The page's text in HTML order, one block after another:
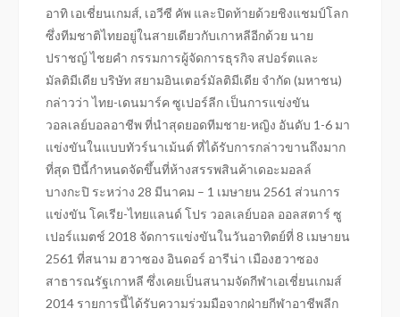
อาทิ เอเชี่ยนเกมส์, เอวีซี คัพ และปิดท้ายด้วยชิงแชมป์โลก
ซึ่งทีมชาติไทยอยู่ในสายเดียวกับเกาหลีอีกด้วย นาย
ปราชญ์ ไชยคำ กรรมการผู้จัดการธุรกิจ สปอร์ตและ
มัลติมีเดีย บริษัท สยามอินเตอร์มัลติมีเดีย จำกัด (มหาชน)
กล่าวว่า ไทย-เดนมาร์ค ซูเปอร์ลีก เป็นการแข่งขัน
วอลเลย์บอลอาชีพ ที่นำสุดยอดทีมชาย-หญิง อันดับ 1-6 มา
แข่งขันในแบบทัวร์นาเม้นต์ ที่ได้รับการกล่าวขานถึงมาก
ที่สุด ปีนี้กำหนดจัดขึ้นที่ห้างสรรพสินค้าเดอะมอลล์
บางกะปิ ระหว่าง 28 มีนาคม – 1 เมษายน 2561 ส่วนการ
แข่งขัน โคเรีย-ไทยแลนด์ โปร วอลเลย์บอล ออลสตาร์ ซู
เปอร์แมตช์ 2018 จัดการแข่งขันในวันอาทิตย์ที่ 8 เมษายน
2561 ที่สนาม ฮวาซอง อินดอร์ อารีน่า เมืองฮวาซอง
สาธารณรัฐเกาหลี ซึ่งเคยเป็นสนามจัดกีฬาเอเชี่ยนเกมส์
2014 รายการนี้ได้รับความร่วมมือจากฝ่ายกีฬาอาชีพลีก